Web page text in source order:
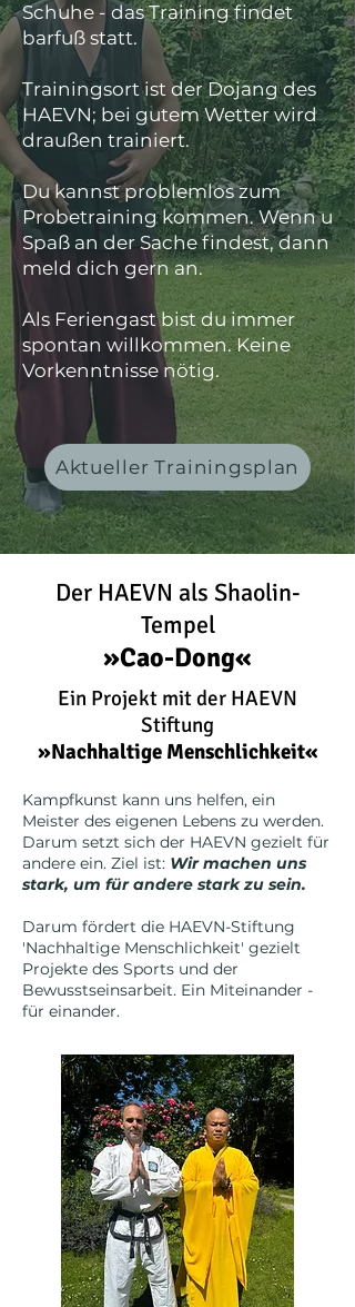
Schuhe - das Training findet
barfuß statt.
Trainingsort ist der Dojang des
HAEVN; bei gutem Wetter wird
draußen trainiert.
Du kannst problemlos zum
Probetraining kommen. Wenn u
Spaß an der Sache findest, dann
meld dich gern an.
Als Feriengast bist du immer
spontan willkommen. Keine
Vorkenntnisse nötig.
Aktueller Trainingsplan
Der HAEVN als Shaolin-
Tempel
»Cao-Dong«
Ein Projekt mit der HAEVN
Stiftung
»Nachhaltige Menschlichkeit«
Kampfkunst kann uns helfen, ein
Meister des eigenen Lebens zu werden.
Darum setzt sich der HAEVN gezielt für
andere ein. Ziel ist: Wir machen uns
stark, um für andere stark zu sein.
Darum fördert die HAEVN-Stiftung
'Nachhaltige Menschlichkeit' gezielt
Projekte des Sports und der
Bewusstseinsarbeit. Ein Miteinander -
für einander.